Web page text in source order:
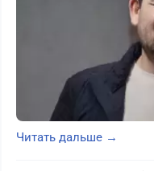
Читать дальше →